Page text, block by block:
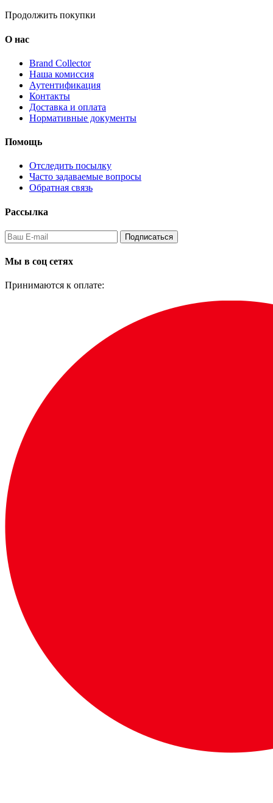
Продолжить покупки
О нас
Brand Collector
Наша комиссия
Аутентификация
Контакты
Доставка и оплата
Нормативные документы
Помощь
Отследить посылку
Часто задаваемые вопросы
Обратная связь
Рассылка
Подписаться
Мы в соц сетях
Принимаются к оплате: